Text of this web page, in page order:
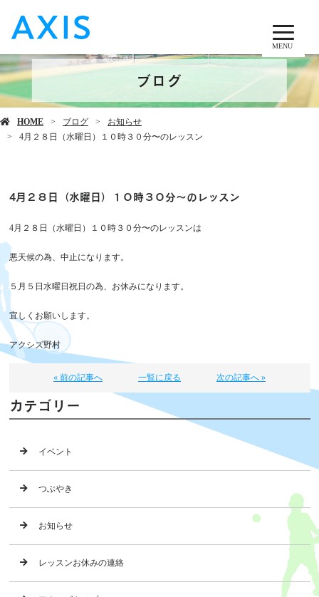
MENU
ブログ
HOME ブログ
お知らせ
4月２８日（水曜日）１０時３０分〜のレッスン
4月２８日（水曜日）１０時３０分〜のレッスン
4月２８日（水曜日）１０時３０分〜のレッスンは
悪天候の為、中止になります。
５月５日水曜日祝日の為、お休みになります。
宜しくお願いします。
アクシズ野村
« 前の記事へ 一覧に戻る 次の記事へ »
カテゴリー
イベント
つぶやき
お知らせ
レッスンお休みの連絡